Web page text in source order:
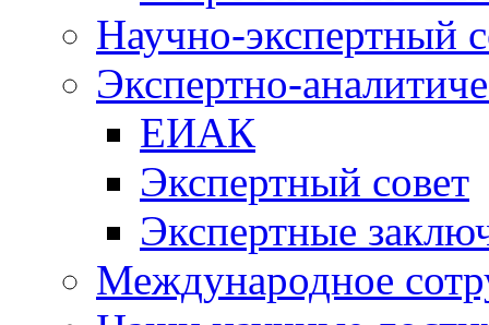
Научно-экспертный
Экспертно-
ЕИАК
Экспертный совет
Экспертные
Международное